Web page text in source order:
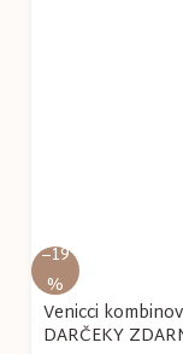
–19
%
Venicci
DARČEKY